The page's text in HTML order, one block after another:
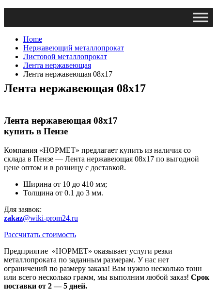
Home
Нержавеющий металлопрокат
Листовой металлопрокат
Лента нержавеющая
Лента нержавеющая 08х17
Лента нержавеющая 08х17
Лента нержавеющая 08х17
купить в Пензе
Компания «НОРМЕТ» предлагает купить из наличия со
склада в Пензе — Лента нержавеющая 08х17 по выгодной
цене оптом и в розницу с доставкой.
Ширина от 10 до 410 мм;
Толщина от 0.1 до 3 мм.
Для заявок:
zakaz@wiki-prom24.ru
Рассчитать стоимость
Предприятие «НОРМЕТ» оказывает услуги резки
металлопроката по заданным размерам. У нас нет
ограничений по размеру заказа! Вам нужно несколько тонн
или всего несколько грамм, мы выполним любой заказ! Срок
поставки от 2 — 5 дней.